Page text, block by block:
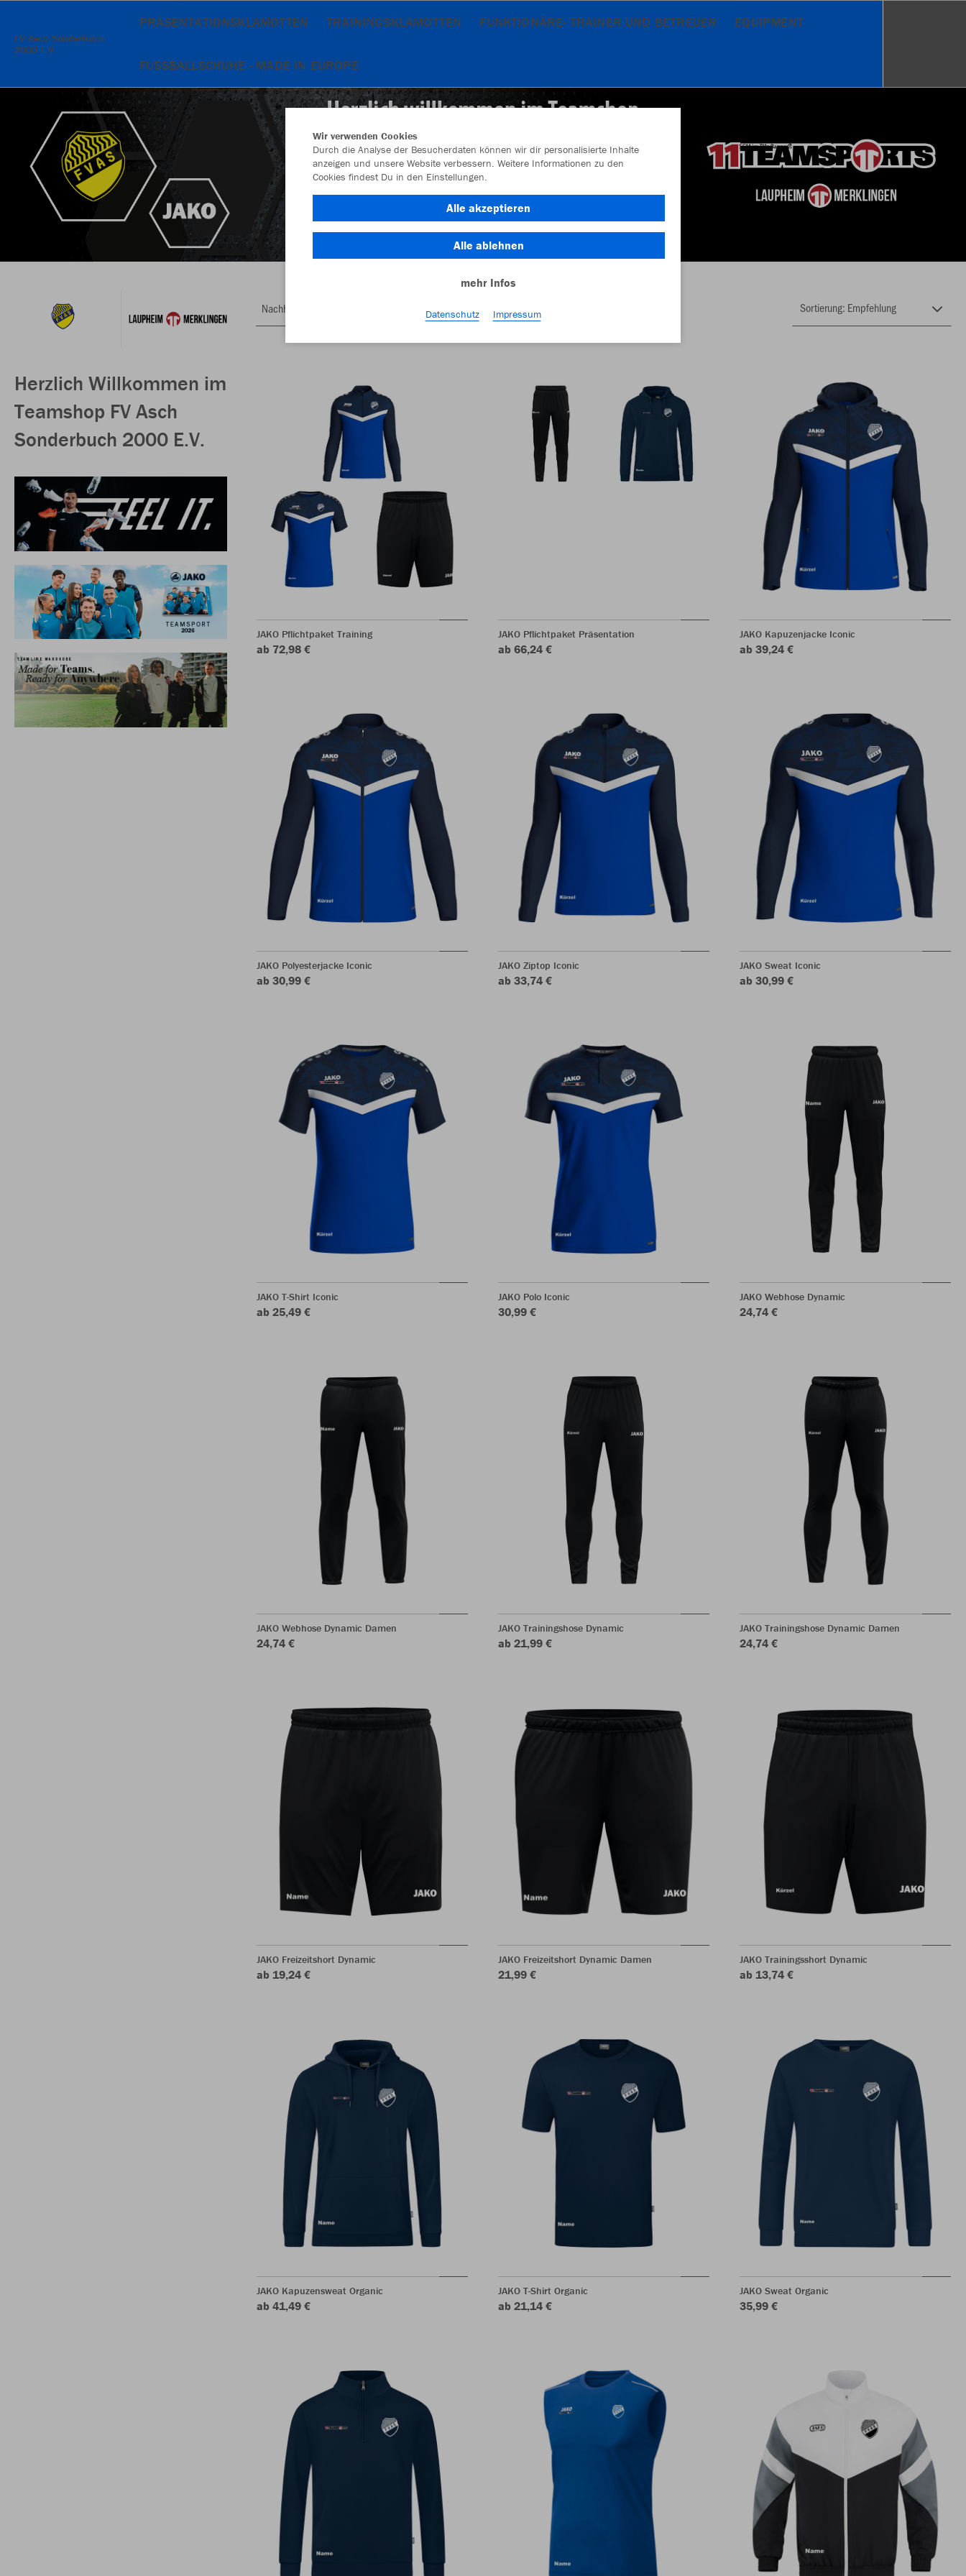
FV Asch Sonderbuch
2000 E.V.
PRÄSENTATIONSKLAMOTTEN TRAININGSKLAMOTTEN FUNKTIONÄRE- TRAINER UND BETREUER EQUIPMENT
FUSSBALLSCHUHE - MADE IN EUROPE
Herzlich Willkommen im
Teamshop FV Asch
Sonderbuch 2000 E.V.
Nachhaltig
JAKO Pflichtpaket Training
ab 72,98 €
JAKO Pflichtpaket Präsentation
ab 66,24 €
JAKO Kapuzenjacke Iconic
ab 39,24 €
JAKO Polyesterjacke Iconic
ab 30,99 €
JAKO Ziptop Iconic
ab 33,74 €
JAKO Sweat Iconic
ab 30,99 €
JAKO T-Shirt Iconic
ab 25,49 €
JAKO Polo Iconic
30,99 €
JAKO Webhose Dynamic
24,74 €
JAKO Webhose Dynamic Damen
24,74 €
JAKO Trainingshose Dynamic
ab 21,99 €
JAKO Trainingshose Dynamic Damen
24,74 €
JAKO Freizeitshort Dynamic
ab 19,24 €
JAKO Freizeitshort Dynamic Damen
21,99 €
JAKO Trainingsshort Dynamic
ab 13,74 €
JAKO Kapuzensweat Organic
ab 41,49 €
JAKO T-Shirt Organic
ab 21,14 €
JAKO Sweat Organic
35,99 €
Wir verwenden Cookies
Durch die Analyse der Besucherdaten können wir dir personalisierte Inhalte
anzeigen und unsere Website verbessern. Weitere Informationen zu den
Cookies findest Du in den Einstellungen.
Alle akzeptieren
Alle ablehnen
mehr Infos
Datenschutz Impressum